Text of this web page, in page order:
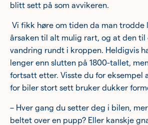
blitt sett på som avvikeren.
Vi fikk høre om tiden da man trodde
årsaken til alt mulig rart, og at den til
vandring rundt i kroppen. Heldigvis
lenger enn slutten på 1800-tallet,
fortsatt etter. Visste du for eksempel
for biler stort sett bruker dukker
– Hver gang du setter deg i bilen,
beltet over en pupp? Eller kanskje